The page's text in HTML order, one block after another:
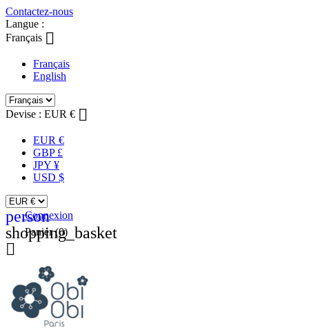
Contactez-nous
Langue :
Français 
Français
English
Devise : EUR € 
EUR €
GBP £
JPY ¥
USD $
person
Connexion
shopping_basket
Panier (0)
